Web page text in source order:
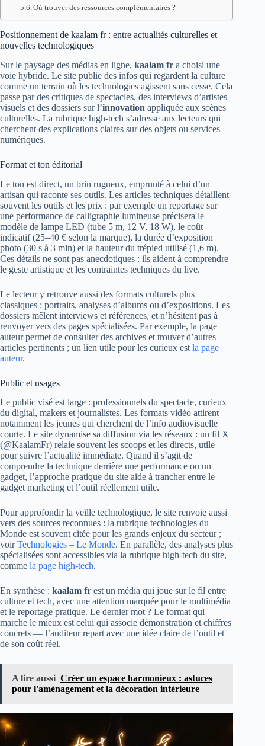
Où trouver des ressources complémentaires ?
Positionnement de kaalam fr : entre actualités culturelles et
nouvelles technologiques
Sur le paysage des médias en ligne, kaalam fr a choisi une
voie hybride. Le site publie des infos qui regardent la culture
comme un terrain où les technologies agissent sans cesse. Cela
passe par des critiques de spectacles, des interviews d’artistes
visuels et des dossiers sur l’innovation appliquée aux scènes
culturelles. La rubrique high-tech s’adresse aux lecteurs qui
cherchent des explications claires sur des objets ou services
numériques.
Format et ton éditorial
Le ton est direct, un brin rugueux, emprunté à celui d’un
artisan qui raconte ses outils. Les articles techniques détaillent
souvent les outils et les prix : par exemple un reportage sur
une performance de calligraphie lumineuse précisera le
modèle de lampe LED (tube 5 m, 12 V, 18 W), le coût
indicatif (25–40 € selon la marque), la durée d’exposition
photo (30 s à 3 min) et la hauteur du trépied utilisé (1,6 m).
Ces détails ne sont pas anecdotiques : ils aident à comprendre
le geste artistique et les contraintes techniques du live.
Le lecteur y retrouve aussi des formats culturels plus
classiques : portraits, analyses d’albums ou d’expositions. Les
dossiers mêlent interviews et références, et n’hésitent pas à
renvoyer vers des pages spécialisées. Par exemple, la page
auteur permet de consulter des archives et trouver d’autres
articles pertinents ; un lien utile pour les curieux est la page
auteur.
Public et usages
Le public visé est large : professionnels du spectacle, curieux
du digital, makers et journalistes. Les formats vidéo attirent
notamment les jeunes qui cherchent de l’info audiovisuelle
courte. Le site dynamise sa diffusion via les réseaux : un fil X
(@KaalamFr) relaie souvent les scoops et les directs, utile
pour suivre l’actualité immédiate. Quand il s’agit de
comprendre la technique derrière une performance ou un
gadget, l’approche pratique du site aide à trancher entre le
gadget marketing et l’outil réellement utile.
Pour approfondir la veille technologique, le site renvoie aussi
vers des sources reconnues : la rubrique technologies du
Monde est souvent citée pour les grands enjeux du secteur ;
voirTechnologies – Le Monde. En parallèle, des analyses plus
spécialisées sont accessibles via la rubrique high-tech du site,
comme la page high-tech.
En synthèse : kaalam fr est un média qui joue sur le fil entre
culture et tech, avec une attention marquée pour le multimédia
et le reportage pratique. Le dernier mot ? Le format qui
marche le mieux est celui qui associe démonstration et chiffres
concrets — l’auditeur repart avec une idée claire de l’outil et
de son coût réel.
A lire aussi Créer un espace harmonieux : astuces
pour l'aménagement et la décoration intérieure